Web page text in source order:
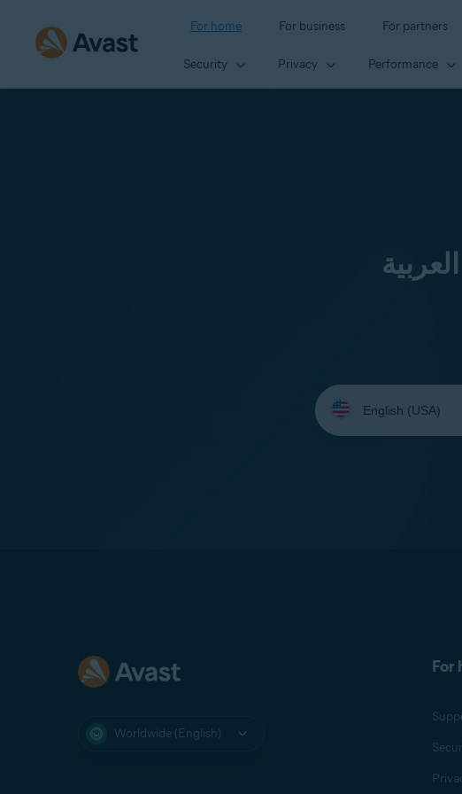
For home For business For partners
Security Privacy Performance
Select
your
language:
Worldwide (English)
For